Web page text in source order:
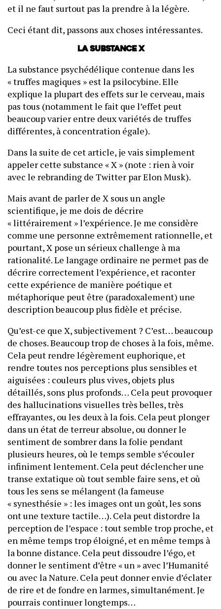
et il ne faut surtout pas la prendre à la légère.
Ceci étant dit, passons aux choses intéressantes.
La substance X
La substance psychédélique contenue dans les
« truffes magiques » est la psilocybine. Elle
explique la plupart des effets sur le cerveau, mais
pas tous (notamment le fait que l’effet peut
beaucoup varier entre deux variétés de truffes
différentes, à concentration égale).
Dans la suite de cet article, je vais simplement
appeler cette substance « X » (note : rien à voir
avec le rebranding de Twitter par Elon Musk).
Mais avant de parler de X sous un angle
scientifique, je me dois de décrire
« littérairement » l’expérience. Je me considère
comme une personne extrêmement rationnelle, et
pourtant, X pose un sérieux challenge à ma
rationalité. Le langage ordinaire ne permet pas de
décrire correctement l’expérience, et raconter
cette expérience de manière poétique et
métaphorique peut être (paradoxalement) une
description beaucoup plus fidèle et précise.
Qu’est-ce que X, subjectivement ? C’est… beaucoup
de choses. Beaucoup trop de choses à la fois, même.
Cela peut rendre légèrement euphorique, et
rendre toutes nos perceptions plus sensibles et
aiguisées : couleurs plus vives, objets plus
détaillés, sons plus profonds… Cela peut provoquer
des hallucinations visuelles très belles, très
effrayantes, ou les deux à la fois. Cela peut plonger
dans un état de terreur absolue, ou donner le
sentiment de sombrer dans la folie pendant
plusieurs heures, où le temps semble s’écouler
infiniment lentement. Cela peut déclencher une
transe extatique où tout semble faire sens, et où
tous les sens se mélangent (la fameuse
« synesthésie » : les images ont un goût, les sons
ont une texture tactile…). Cela peut distordre la
perception de l’espace : tout semble trop proche, et
en même temps trop éloigné, et en même temps à
la bonne distance. Cela peut dissoudre l’égo, et
donner le sentiment d’être « un » avec l’Humanité
ou avec la Nature. Cela peut donner envie d’éclater
de rire et de fondre en larmes, simultanément. Je
pourrais continuer longtemps…